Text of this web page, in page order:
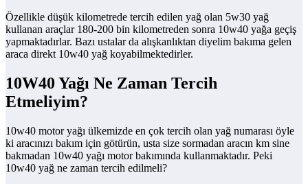
Özellikle düşük kilometrede tercih edilen yağ olan 5w30 yağ
kullanan araçlar 180-200 bin kilometreden sonra 10w40 yağa geçiş
yapmaktadırlar. Bazı ustalar da alışkanlıktan diyelim bakıma gelen
araca direkt 10w40 yağ koyabilmektedirler.
10W40 Yağı Ne Zaman Tercih
Etmeliyim?
10w40 motor yağı ülkemizde en çok tercih olan yağ numarası öyle
ki aracınızı bakım için götürün, usta size sormadan aracın km sine
bakmadan 10w40 yağı motor bakımında kullanmaktadır. Peki
10w40 yağ ne zaman tercih edilmeli?